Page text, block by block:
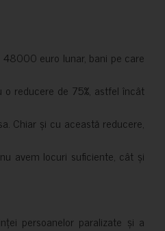
euro lunar, bani pe care
reducere de 75%, astfel încât
Chiar și cu această reducere,
avem locuri suficiente, cât și
persoanelor paralizate și a